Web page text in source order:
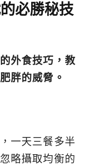
必勝秘技
外食技巧，教
胖的威脅。
一天三餐多半
略攝取均衡的